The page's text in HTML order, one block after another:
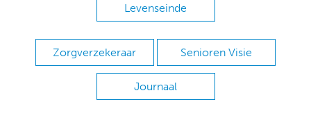
Levenseinde
Zorgverzekeraar Senioren Visie
Journaal